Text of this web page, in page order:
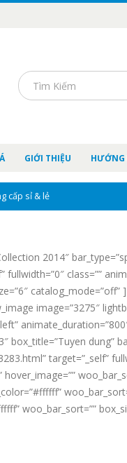
GIỚI THIỆU HƯỚNG
cấp sỉ & lẻ
2014″
class=””
image=”3275″
box_title=”Tuyen dung”
target=”_self”
hover_image=””
woo_bar_sort=””